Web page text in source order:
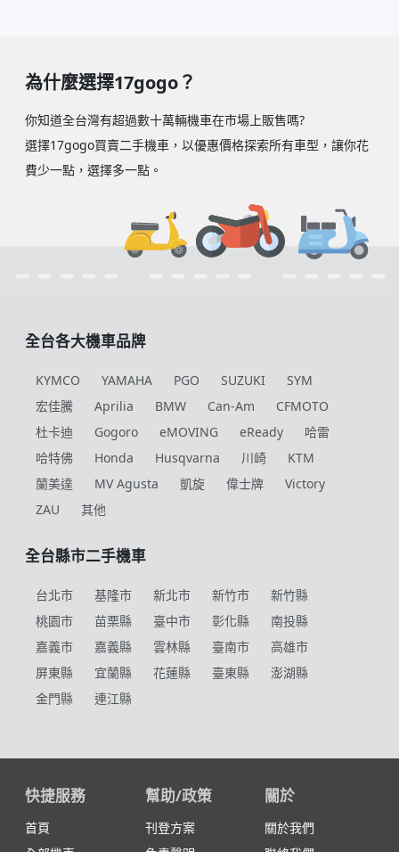
為什麼選擇17gogo？
你知道全台灣有超過數十萬輛機車在市場上販售嗎?
選擇17gogo買賣二手機車，以優惠價格探索所有車型，讓你花
費少一點，選擇多一點。
全台各大機車品牌
KYMCO YAMAHA PGO SUZUKI
SYM
宏佳騰
Aprilia BMW Can-Am
CFMOTO
杜卡迪
Gogoro eMOVING eReady
哈雷
哈特佛
Honda Husqvarna 川崎
KTM
蘭美達
MV Agusta 凱旋 偉士牌
Victory
ZAU
其他
全台縣市二手機車
台北市 基隆市 新北市 新竹市
新竹縣
桃園市
苗栗縣 臺中市 彰化縣
南投縣
嘉義市
嘉義縣 雲林縣 臺南市
高雄市
屏東縣
宜蘭縣 花蓮縣 臺東縣
澎湖縣
金門縣
連江縣
快捷服務
首頁
幫助/政策
刊登方案
關於
關於我們